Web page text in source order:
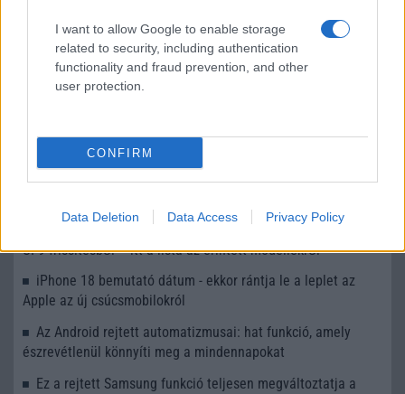
I want to allow Google to enable storage
related to security, including authentication
functionality and fraud prevention, and other
user protection.
CONFIRM
Data Deletion Data Access Privacy Policy
A Xiaomi okostelefonokon mostantól „HyperOS” fog futni
A Xiaomi 14 sorozat ebben a hónapban érkezik
Számos népszerű Samsung Galaxy készülék kimarad a One
UI 9 frissítésből – itt a lista az érintett modellekről
iPhone 18 bemutató dátum - ekkor rántja le a leplet az
Apple az új csúcsmobilokról
Az Android rejtett automatizmusai: hat funkció, amely
észrevétlenül könnyíti meg a mindennapokat
Ez a rejtett Samsung funkció teljesen megváltoztatja a